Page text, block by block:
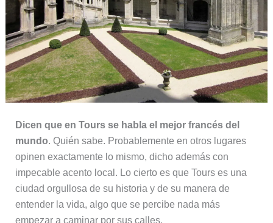
Dicen que en Tours se habla el mejor francés del
mundo. Quién sabe. Probablemente en otros lugares
opinen exactamente lo mismo, dicho además con
impecable acento local. Lo cierto es que Tours es una
ciudad orgullosa de su historia y de su manera de
entender la vida, algo que se percibe nada más
empezar a caminar por sus calles.